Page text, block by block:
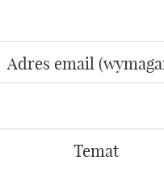
Adres email
Temat